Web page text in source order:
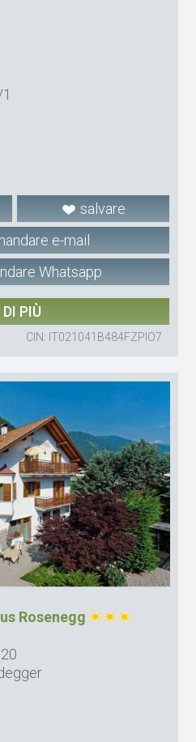
salvare
e-mail
Whatsapp
DI PIÙ
CIN: IT021041B484FZPIO7
Rosenegg